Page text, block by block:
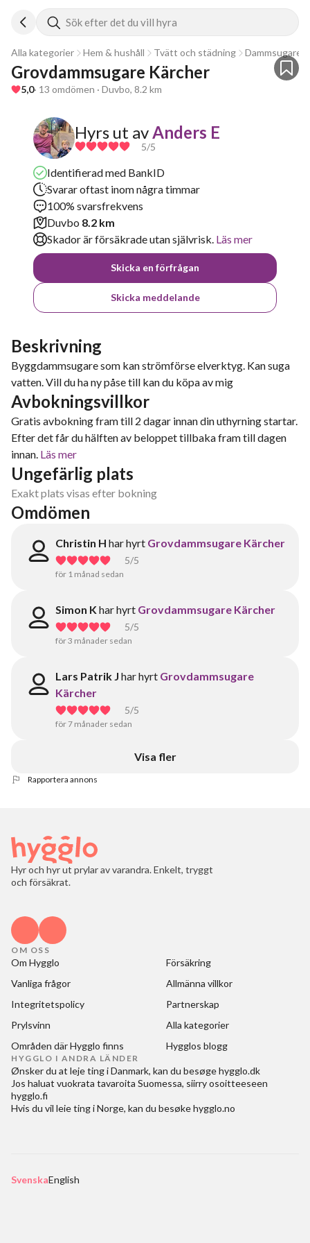
Sök efter det du vill hyra
Alla kategorier Hem & hushåll Tvätt och städning Dammsugare
Grovdammsugare Kärcher
5,0· 13 omdömen · Duvbo, 8.2 km
Hyrs ut av Anders E
5/5
Identifierad med BankID
Svarar oftast inom några timmar
100% svarsfrekvens
Duvbo 8.2 km
Skador är försäkrade utan självrisk. Läs mer
Skicka en förfrågan
Skicka meddelande
Beskrivning
Byggdammsugare som kan strömförse elverktyg. Kan suga
vatten. Vill du ha ny påse till kan du köpa av mig
Avbokningsvillkor
Gratis avbokning fram till 2 dagar innan din uthyrning startar.
Efter det får du hälften av beloppet tillbaka fram till dagen
innan. Läs mer
Ungefärlig plats
Exakt plats visas efter bokning
Omdömen
Christin H har hyrt Grovdammsugare Kärcher
5/5
för 1 månad sedan
Simon K har hyrt Grovdammsugare Kärcher
5/5
för 3 månader sedan
Lars Patrik J har hyrt Grovdammsugare
Kärcher
5/5
för 7 månader sedan
Visa fler
Rapportera annons
Hyr och hyr ut prylar av varandra. Enkelt, tryggt
och försäkrat.
OM OSS
Om Hygglo
Försäkring
Vanliga frågor
Allmänna villkor
Integritetspolicy
Partnerskap
Prylsvinn
Alla kategorier
Områden där Hygglo finns
Hygglos blogg
HYGGLO I ANDRA LÄNDER
Ønsker du at leje ting i Danmark, kan du besøgehygglo.dk
Jos haluat vuokrata tavaroita Suomessa, siirry osoitteeseen
hygglo.fi
Hvis du vil leie ting i Norge, kan du besøkehygglo.no
SvenskaEnglish